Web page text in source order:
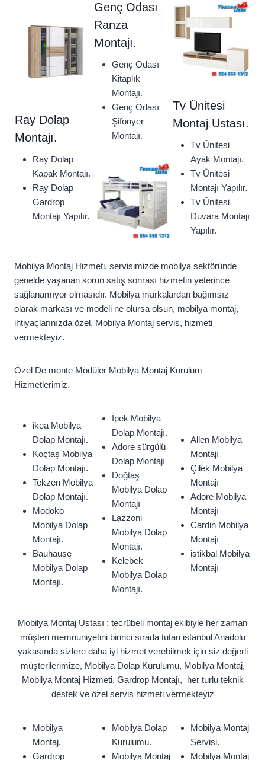
Ray Dolap
Montajı.
Ray Dolap
Kapak Montajı.
Ray Dolap
Gardrop
Montajı Yapılır.
Genç Odası
Ranza
Montajı.
Genç Odası
Kitaplık
Montajı.
Genç Odası
Şifonyer
Montajı.
Tv Ünitesi
Montaj Ustası.
Tv Ünitesi
Ayak Montajı.
Tv Ünitesi
Montajı Yapılır.
Tv Ünitesi
Duvara Montajı
Yapılır.
Mobilya Montaj Hizmeti, servisimizde mobilya sektöründe
genelde yaşanan sorun satış sonrası hizmetin yeterince
sağlanamıyor olmasıdır. Mobilya markalardan bağımsız
olarak markası ve modeli ne olursa olsun, mobilya montaj,
ihtiyaçlarınızda özel, Mobilya Montaj servis, hizmeti
vermekteyiz.
Özel De monte Modüler Mobilya Montaj Kurulum
Hizmetlerimiz.
ikea Mobilya
Dolap Montajı.
Koçtaş Mobilya
Dolap Montajı.
Tekzen Mobilya
Dolap Montajı.
Modoko
Mobilya Dolap
Montajı.
Bauhause
Mobilya Dolap
Montajı.
İpek Mobilya
Dolap Montajı.
Adore sürgülü
Dolap Montajı
Doğtaş
Mobilya Dolap
Montajı
Lazzoni
Mobilya Dolap
Montajı.
Kelebek
Mobilya Dolap
Montajı.
Allen Mobilya
Montajı
Çilek Mobilya
Montajı
Adore Mobilya
Montajı
Cardin Mobilya
Montajı
istikbal Mobilya
Montajı
Mobilya Montaj Ustası : tecrübeli montaj ekibiyle her zaman
müşteri memnuniyetini birinci sırada tutan istanbul Anadolu
yakasında sizlere daha iyi hizmet verebilmek için siz değerli
müşterilerimize, Mobilya Dolap Kurulumu, Mobilya Montaj,
Mobilya Montaj Hizmeti, Gardrop Montajı, her turlu teknik
destek ve özel servis hizmeti vermekteyiz
Mobilya
Montaj.
Gardrop
Mobilya Dolap
Kurulumu.
Mobilya Montaj
Mobilya Montaj
Servisi.
Mobilya Montaj